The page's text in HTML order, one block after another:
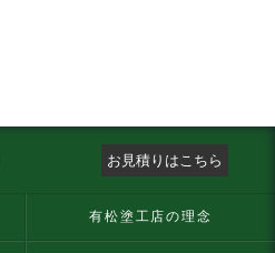
お見積りはこちら
有松塗工店の理念